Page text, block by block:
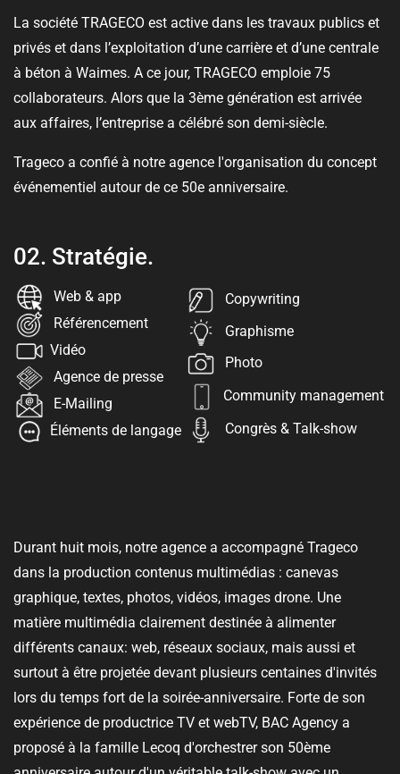
La société TRAGECO est active dans les travaux publics et
privés et dans l’exploitation d’une carrière et d’une centrale
à béton à Waimes. A ce jour, TRAGECO emploie 75
collaborateurs. Alors que la 3ème génération est arrivée
aux affaires, l’entreprise a célébré son demi-siècle.
Trageco a confié à notre agence l'organisation du concept
événementiel autour de ce 50e anniversaire.
02. Stratégie.
Web & app
Référencement
Vidéo
Agence de presse
E-Mailing
Éléments de langage
Copywriting
Graphisme
Photo
Community management
Congrès & Talk-show
Durant huit mois, notre agence a accompagné Trageco
dans la production contenus multimédias : canevas
graphique, textes, photos, vidéos, images drone. Une
matière multimédia clairement destinée à alimenter
différents canaux: web, réseaux sociaux, mais aussi et
surtout à être projetée devant plusieurs centaines d'invités
lors du temps fort de la soirée-anniversaire. Forte de son
expérience de productrice TV et webTV, BAC Agency a
proposé à la famille Lecoq d'orchestrer son 50ème